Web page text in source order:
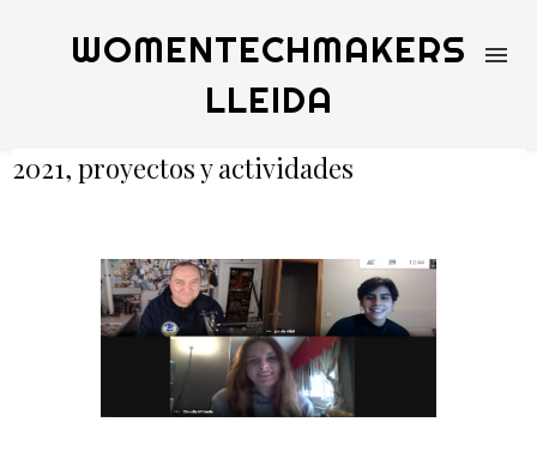
WOMENTECHMAKERS
LLEIDA
2021, proyectos y actividades